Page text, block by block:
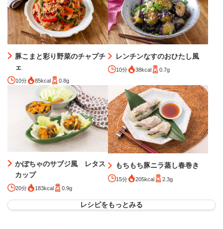
豚こまと彩り野菜のチャプチ
ェ
10分 85kcal 0.8g
レンチンなすのおひたし風
10分 38kcal 0.7g
かぼちゃのサブジ風 レタス
カップ
20分 183kcal 0.9g
もちもち豚ニラ蒸し春巻き
15分 205kcal 2.3g
レシピをもっとみる